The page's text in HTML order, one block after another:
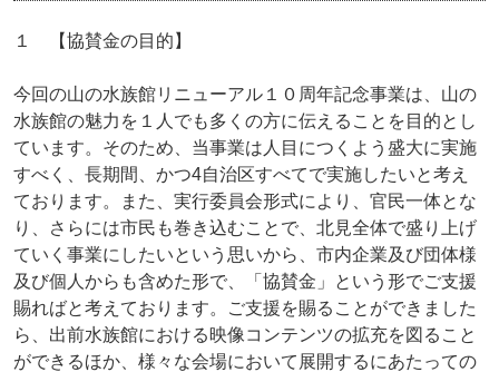
１ 【協賛金の目的】
今回の山の水族館リニューアル１０周年記念事業は、山の
水族館の魅力を１人でも多くの方に伝えることを目的とし
ています。そのため、当事業は人目につくよう盛大に実施
すべく、長期間、かつ4自治区すべてで実施したいと考え
ております。また、実行委員会形式により、官民一体とな
り、さらには市民も巻き込むことで、北見全体で盛り上げ
ていく事業にしたいという思いから、市内企業及び団体様
及び個人からも含めた形で、「協賛金」という形でご支援
賜ればと考えております。ご支援を賜ることができました
ら、出前水族館における映像コンテンツの拡充を図ること
ができるほか、様々な会場において展開するにあたっての